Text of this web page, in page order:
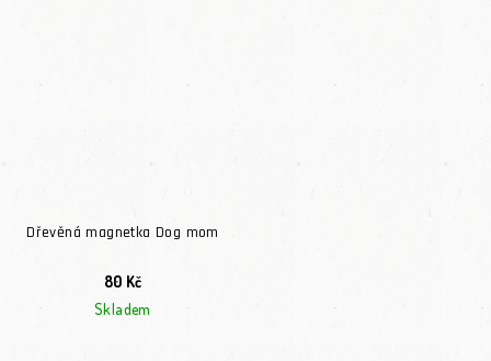
Dřevěná magnetka Dog mom
80 Kč
Skladem